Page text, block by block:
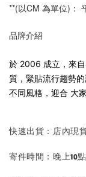
**(以CM 為單位)：
品牌介紹
於 2006 成立，來
質，緊貼流行趨勢
不同風格，迎合 大
快速出貨：店內現
寄件時間：晚上10